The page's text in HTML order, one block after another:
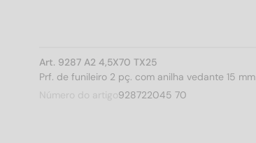
Art. 9287 A2 4,5X70 TX25
Prf. de funileiro 2 pç. com anilha vedante 15 mm
Número do artigo928722045 70